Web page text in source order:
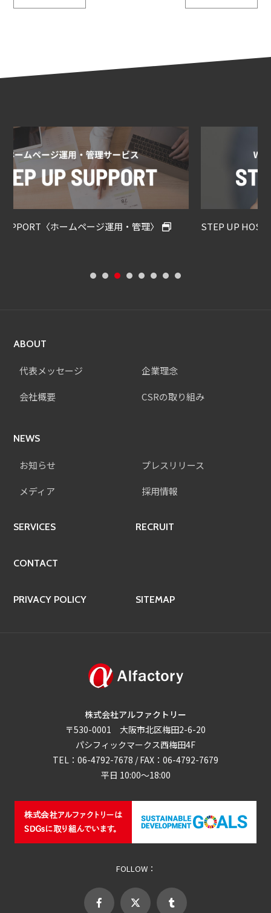
用・管理〉 STEP UP HOSTING〈Wordpress保守・管
ABOUT
代表メッセージ 企業理念
会社概要 CSRの取り組み
NEWS
お知らせ プレスリリース
メディア 採用情報
SERVICES RECRUIT
CONTACT
PRIVACY POLICY SITEMAP
株式会社アルファクトリー
〒530-0001 大阪市北区梅田2-6-20
パシフィックマークス西梅田4F
TEL：06-4792-7678 / FAX：06-4792-7679
平日 10:00～18:00
FOLLOW：